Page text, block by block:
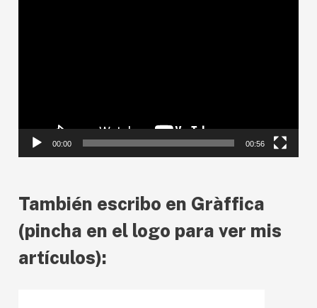
d
u
t
o
r
00:00 00:56
También escribo en Gràffica
(pincha en el logo para ver mis
artículos):